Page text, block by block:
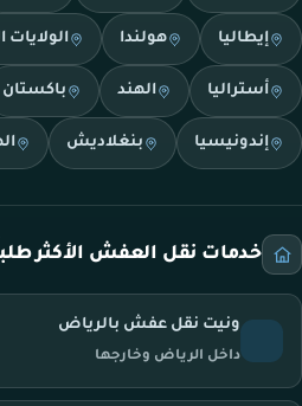
إيطاليا هولندا الولايات
أستراليا الهند باكستان
إندونيسيا بنغلاديش
خدمات نقل العفش الأكثر
ونيت نقل عفش بالرياض
داخل الرياض وخارجها